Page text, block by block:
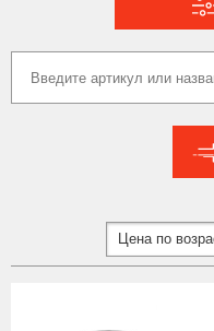
Цена по